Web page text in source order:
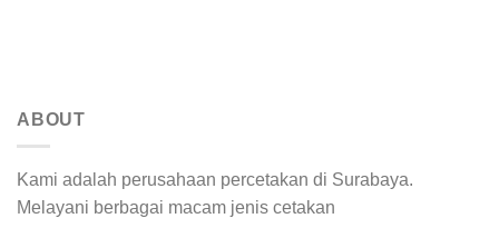
ABOUT
Kami adalah perusahaan percetakan di Surabaya.
Melayani berbagai macam jenis cetakan